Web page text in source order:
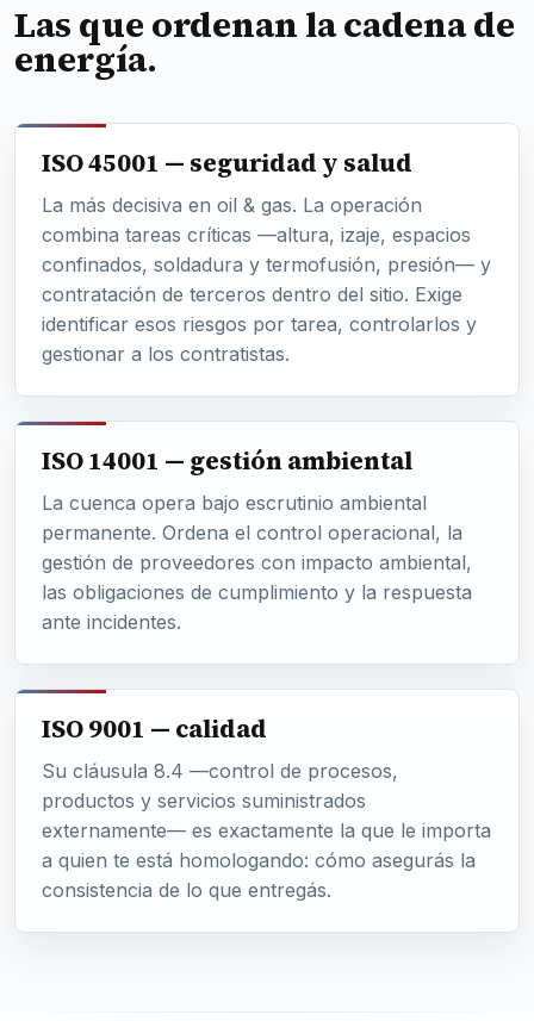
Las que ordenan la cadena de
energía.
ISO 45001 — seguridad y salud
La más decisiva en oil & gas. La operación
combina tareas críticas —altura, izaje, espacios
confinados, soldadura y termofusión, presión— y
contratación de terceros dentro del sitio. Exige
identificar esos riesgos por tarea, controlarlos y
gestionar a los contratistas.
ISO 14001 — gestión ambiental
La cuenca opera bajo escrutinio ambiental
permanente. Ordena el control operacional, la
gestión de proveedores con impacto ambiental,
las obligaciones de cumplimiento y la respuesta
ante incidentes.
ISO 9001 — calidad
Su cláusula 8.4 —control de procesos,
productos y servicios suministrados
externamente— es exactamente la que le importa
a quien te está homologando: cómo asegurás la
consistencia de lo que entregás.